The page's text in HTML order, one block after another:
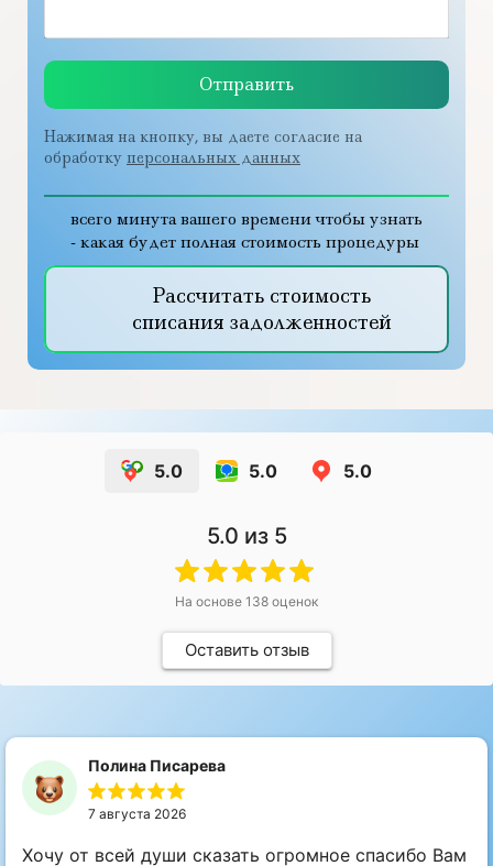
Отправить
Нажимая на кнопку, вы даете согласие на
обработку персональных данных
всего минута вашего времени чтобы узнать
- какая будет полная стоимость процедуры
Рассчитать стоимость
списания задолженностей
5.0 5.0 5.0
5.0 из 5
На основе 138 оценок
Оставить отзыв
Полина Писарева
7 августа 2026
Хочу от всей души сказать огромное спасибо Вам